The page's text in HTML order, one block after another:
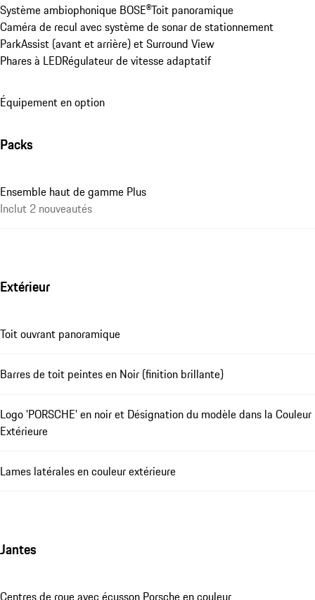
Système ambiophonique BOSE®Toit panoramique
Caméra de recul avec système de sonar de stationnement
ParkAssist (avant et arrière) et Surround View
Phares à LEDRégulateur de vitesse adaptatif
Équipement en option
Packs
Ensemble haut de gamme Plus
Inclut 2 nouveautés
Extérieur
Toit ouvrant panoramique
Barres de toit peintes en Noir (finition brillante)
Logo 'PORSCHE' en noir et Désignation du modèle dans la Couleur
Extérieure
Lames latérales en couleur extérieure
Jantes